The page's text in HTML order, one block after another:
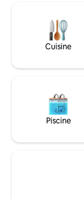
Cuisine
Piscine